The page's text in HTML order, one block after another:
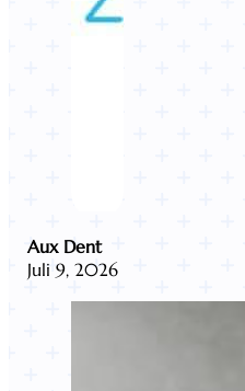
Aux Dent
Juli 9, 2026